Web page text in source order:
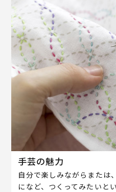
手芸の魅力
自分で楽しみながらまたは
になど、つくってみたいと